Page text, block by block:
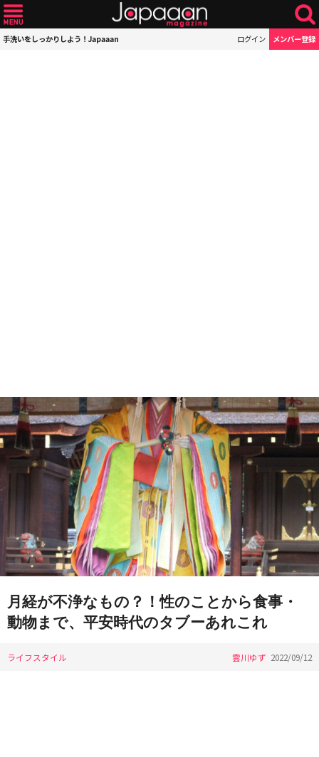
手洗いをしっかりしよう！Japaaan ログイン メンバー登録
月経が不浄なもの？！性のことから食事・
動物まで、平安時代のタブーあれこれ
ライフスタイル 雲川ゆず 2022/09/12